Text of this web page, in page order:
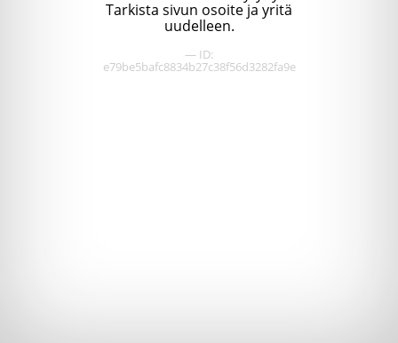
Tarkista sivun osoite ja yritä
uudelleen.
— ID:
e79be5bafc8834b27c38f56d3282fa9e